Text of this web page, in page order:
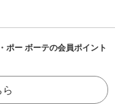
ポー ボーテの会員ポイント